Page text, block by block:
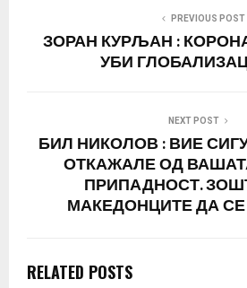
PREVIOUS POST
ЗОРАН КУРЉАН :
УБИ
NEXT POST
БИЛ НИКОЛОВ : ВИЕ
ОТКАЖАЛЕ ОД
ПРИПАДНОСТ.
МАКЕДОНЦИТЕ ДА
RELATED POSTS